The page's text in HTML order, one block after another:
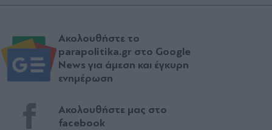
Ακολουθήστε το
parapolitika.gr στο Google
News για άμεση και έγκυρη
ενημέρωση
Ακολουθήστε μας στο
facebook